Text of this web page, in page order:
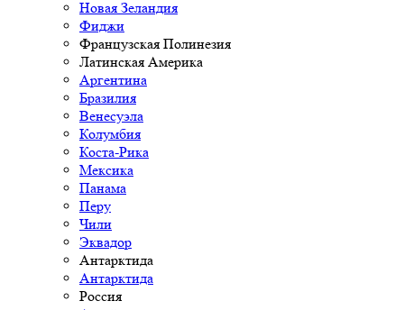
Новая Зеландия
Фиджи
Французская Полинезия
Латинская Америка
Аргентина
Бразилия
Венесуэла
Колумбия
Коста-Рика
Мексика
Панама
Перу
Чили
Эквадор
Антарктида
Антарктида
Россия